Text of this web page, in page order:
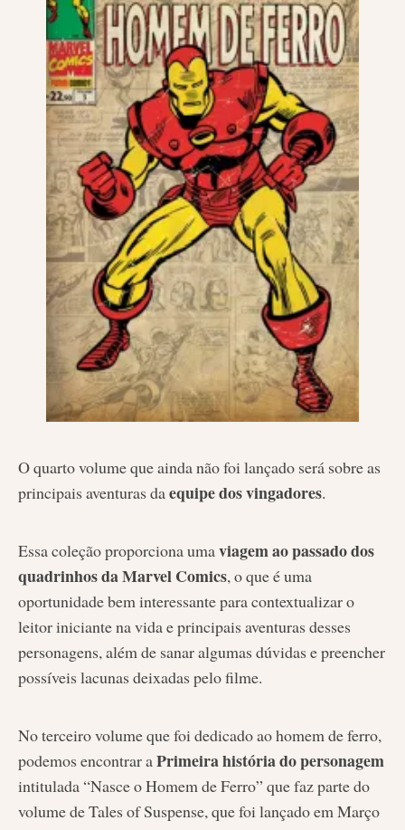
O quarto volume que ainda não foi lançado será sobre as
principais aventuras daequipe dos vingadores.
Essa coleção proporciona umaviagem ao passado dos
quadrinhos da Marvel Comics, o que é uma
oportunidade bem interessante para contextualizar o
leitor iniciante na vida e principais aventuras desses
personagens, além de sanar algumas dúvidas e preencher
possíveis lacunas deixadas pelo filme.
No terceiro volume que foi dedicado ao homem de ferro,
podemos encontrar aPrimeira história do personagem
intitulada “Nasce o Homem de Ferro” que faz parte do
volume de Tales of Suspense, que foi lançado em Março